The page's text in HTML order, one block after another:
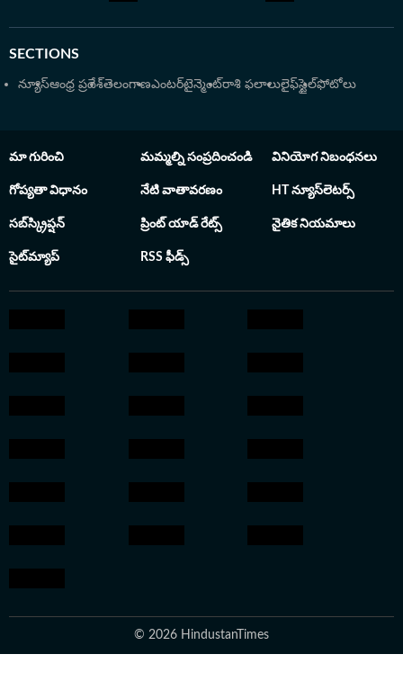
SECTIONS
న్యూస్ఆంధ్ర ప్రదేశ్తెలంగాణఎంటర్‌టైన్మెంట్రాశి ఫలాలులైఫ్‌స్టైల్ఫోటోలు
మా గురించి మమ్మల్ని సంప్రదించండి వినియోగ నిబంధనలు
గోప్యతా విధానం నేటి వాతావరణం HT న్యూస్‌లెటర్స్
సబ్‌స్క్రిప్షన్ ప్రింట్ యాడ్ రేట్స్ నైతిక నియమాలు
సైట్‌మ్యాప్ RSS ఫీడ్స్
© 2026 HindustanTimes